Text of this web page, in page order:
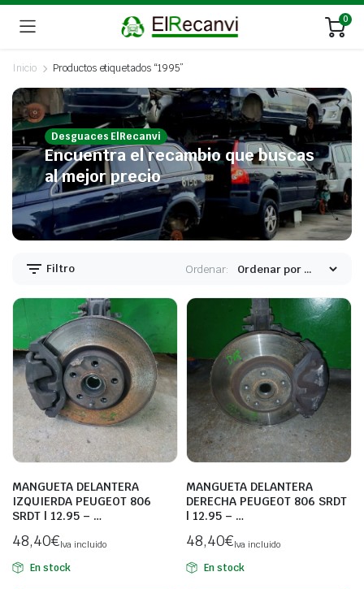
0
Inicio Productos etiquetados “1995”
Desguaces ElRecanvi
Encuentra el recambio que buscas
al mejor precio
Filtro Ordenar:
MANGUETA DELANTERA
IZQUIERDA PEUGEOT 806
SRDT | 12.95 – …
48,40€Iva incluido
En stock
MANGUETA DELANTERA
DERECHA PEUGEOT 806 SRDT
| 12.95 – …
48,40€Iva incluido
En stock